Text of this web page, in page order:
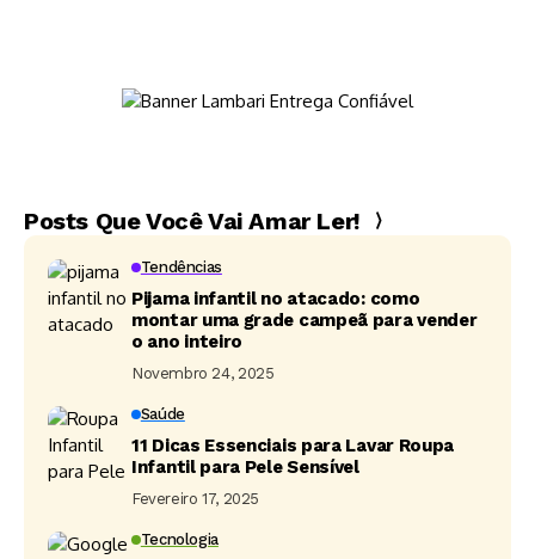
Posts Que Você Vai Amar Ler!
Tendências
Pijama infantil no atacado: como
montar uma grade campeã para vender
o ano inteiro
Novembro 24, 2025
Saúde
11 Dicas Essenciais para Lavar Roupa
Infantil para Pele Sensível
Fevereiro 17, 2025
Tecnologia